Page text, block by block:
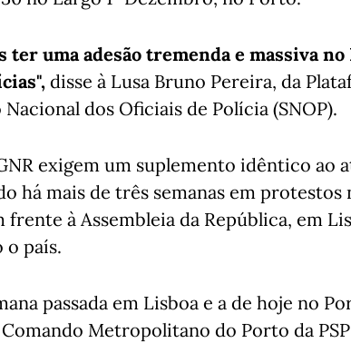
ter uma adesão tremenda e massiva no
disse à Lusa Bruno Pereira, da
dos Oficiais de Polícia (SNOP).
exigem um suplemento idêntico ao
há mais de três semanas em
frente à Assembleia da República, em
o país.
passada em Lisboa e a de hoje no
Metropolitano do Porto da